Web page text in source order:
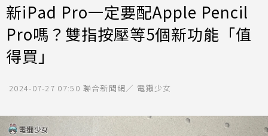
新iPad Pro一定要配Apple Pencil
Pro嗎？雙指按壓等5個新功能「值
得買」
2024-07-27 07:50 聯合新聞網／ 電獺少女